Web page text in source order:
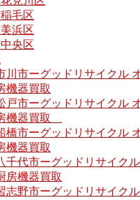
毛区
浜区
央区
川市ーグッドリサイクル
機器買取
戸市ーグッドリサイクル
機器買取
橋市ーグッドリサイクル
機器買取
千代市ーグッドリサイク
房機器買取
志野市ーグッドリサイク